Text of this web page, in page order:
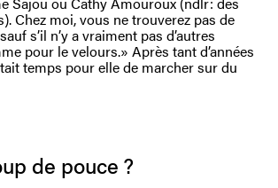
Chez moi, vous ne trouverez pas de
s’il n’y a vraiment pas d’autres
pour le velours.» Après tant d’années
temps pour elle de marcher sur du
de pouce ?